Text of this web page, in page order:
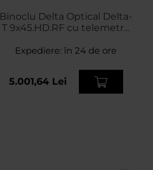
Binoclu Delta Optical Delta-
T 9x45.HD.RF cu telemetru
Expediere:în 24 de ore
5.001,64 Lei